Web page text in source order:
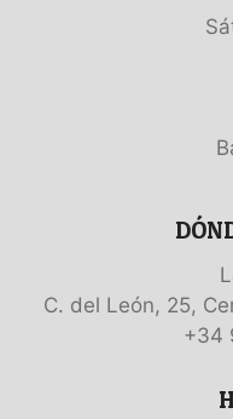
C. del León, 25,
+34